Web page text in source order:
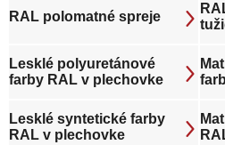
RAL polomatné spreje
Lesklé polyuretánové
farby RAL v plechovke
Lesklé syntetické farby
RAL v plechovke